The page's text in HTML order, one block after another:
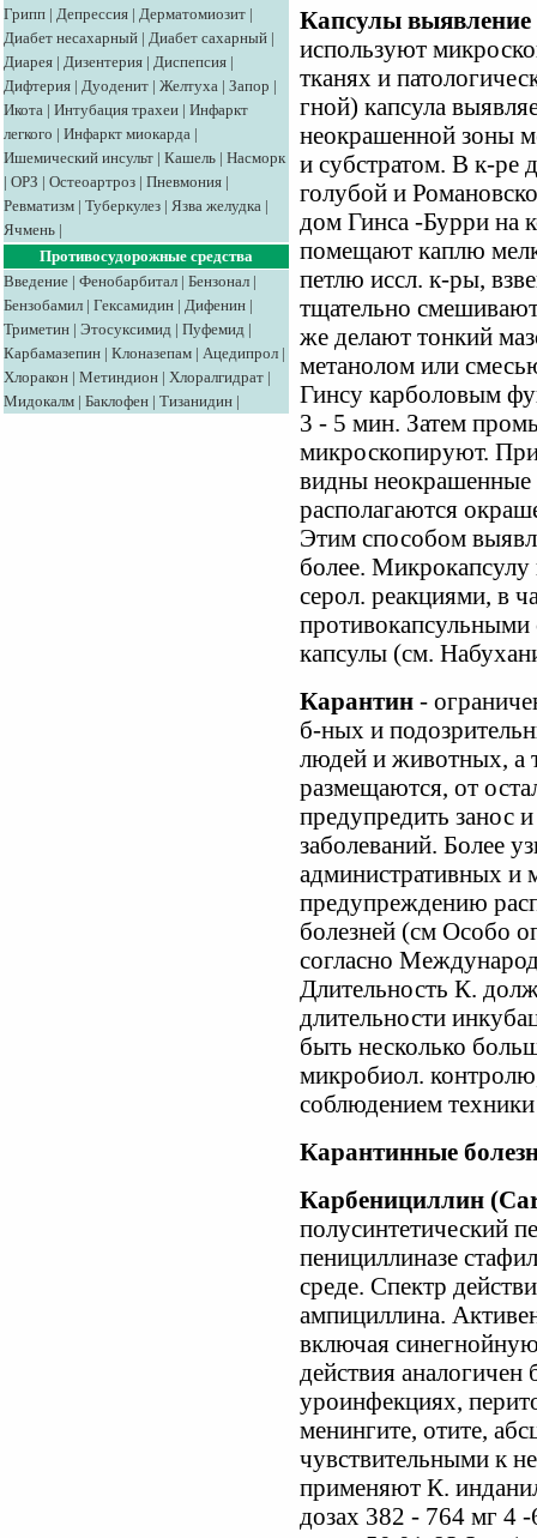
Грипп | Депрессия | Дерматомиозит |
Диабет несахарный | Диабет сахарный |
Диарея | Дизентерия | Диспепсия |
Дифтерия | Дуоденит | Желтуха | Запор |
Икота | Интубация трахеи | Инфаркт
легкого | Инфаркт миокарда |
Ишемический инсульт | Кашель | Насморк
| ОРЗ | Остеоартроз | Пневмония |
Ревматизм | Туберкулез | Язва желудка |
Ячмень |
Противосудорожные средства
Введение | Фенобарбитал | Бензонал |
Бензобамил | Гексамидин | Дифенин |
Триметин | Этосуксимид | Пуфемид |
Карбамазепин | Клоназепам | Ацедипрол |
Хлоракон | Метиндион | Хлоралгидрат |
Мидокалм | Баклофен | Тизанидин |
Капсулы выявление
используют
тканях и
гной) капсула
неокрашенной зоны
и субстратом. В к-ре
голубой и
дом Гинса -Бурри на
помещают каплю
петлю иссл. к-ры,
тщательно
же делают тонкий
метанолом или
Гинсу карболовым
3 - 5 мин. Затем
микроскопируют.
видны неокрашенные
располагаются
Этим способом
более.
серол. реакциями, в
противокапсульными
капсулы (см.
Карантин -
б-ных и
людей и животных, а
размещаются, от
предупредить занос
заболеваний. Более
административных и
предупреждению
болезней (см Особо
согласно
Длительность К.
длительности
быть несколько
микробиол.
соблюдением
Карантинные
Карбенициллин
полусинтетический
пенициллиназе
среде. Спектр
ампициллина.
включая
действия
уроинфекциях,
менингите, отите,
чувствительными к
применяют К.
дозах 382 - 764 мг 4